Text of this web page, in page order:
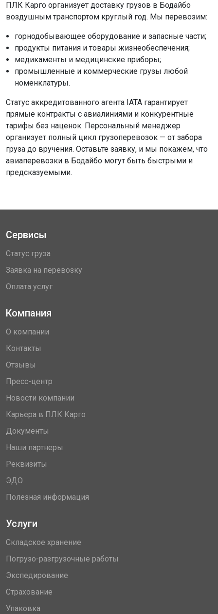
ПЛК Карго организует доставку грузов в Бодайбо
воздушным транспортом круглый год. Мы перевозим:
горнодобывающее оборудование и запасные части;
продукты питания и товары жизнеобеспечения;
медикаменты и медицинские приборы;
промышленные и коммерческие грузы любой
номенклатуры.
Статус аккредитованного агента IATA гарантирует
прямые контракты с авиалиниями и конкурентные
тарифы без наценок. Персональный менеджер
организует полный цикл грузоперевозок — от забора
груза до вручения. Оставьте заявку, и мы покажем, что
авиаперевозки в Бодайбо могут быть быстрыми и
предсказуемыми.
Сервисы
Статус груза
Заявка на перевозку
Оплата услуг
Компания
О компании
Контакты
Отзывы
Пресс-центр
Новости компании
Карьера в ПЛК Карго
Документы
Наши партнеры
Реквизиты
ЭДО
Полезная информация
Услуги
Складское хранение
Погрузо-разгрузочные работы
Экспедирование
Страхование
Упаковка